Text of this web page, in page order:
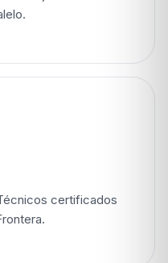
certificados